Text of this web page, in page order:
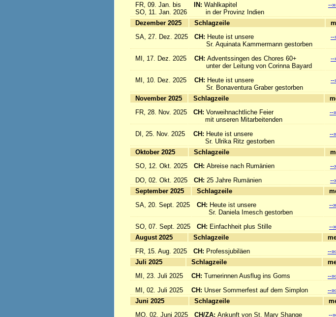
FR, 09. Jan. bis
SO, 11. Jan. 2026
IN: Wahlkapitel
in der Provinz Indien
--
Dezember 2025 Schlagzeile
SA, 27. Dez. 2025
CH: Heute ist unsere
Sr. Aquinata Kammermann gestorben
--
MI, 17. Dez. 2025 CH: Adventssingen des Chores 60+
unter der Leitung von Corinna Bayard
--
MI, 10. Dez. 2025 CH: Heute ist unsere
Sr. Bonaventura Graber gestorben
--
November 2025 Schlagzeile
FR, 28. Nov. 2025
CH: Vorweihnachtliche Feier
mit unseren Mitarbeitenden
--
DI, 25. Nov. 2025 CH: Heute ist unsere
Sr. Ulrika Ritz gestorben
--
Oktober 2025 Schlagzeile
SO, 12. Okt. 2025
CH: Abreise nach Rumänien
--
DO, 02. Okt. 2025
CH: 25 Jahre Rumänien
--
September 2025
Schlagzeile
SA, 20. Sept. 2025
CH: Heute ist unsere
Sr. Daniela Imesch gestorben
--
SO, 07. Sept. 2025 CH: Einfachheit plus Stille
--
August 2025
Schlagzeile
FR, 15. Aug. 2025
CH: Professjubiläen
--
Juli 2025
Schlagzeile
MI, 23. Juli 2025
CH: Turnerinnen Ausflug ins Goms
--
MI, 02. Juli 2025
CH: Unser Sommerfest auf dem Simplon
--
Juni 2025
Schlagzeile
MO, 02. Juni 2025
CH/ZA: Ankunft von St. Mary Shange
--